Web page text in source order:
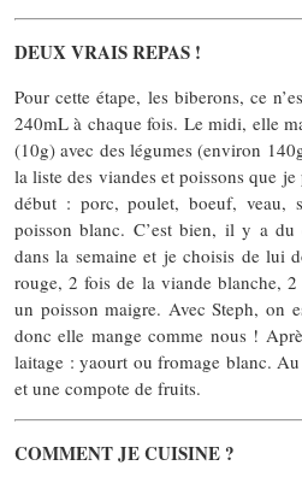
DEUX VRAIS REPAS !
Pour cette étape, les biberons, ce
240mL à chaque fois. Le midi, elle
(10g) avec des légumes (environ
la liste des viandes et poissons que
début : porc, poulet, boeuf, veau,
poisson blanc. C’est bien, il y a du
dans la semaine et je choisis de lui
rouge, 2 fois de la viande blanche,
un poisson maigre. Avec Steph, on
donc elle mange comme nous !
laitage : yaourt ou fromage blanc.
et une compote de fruits.
COMMENT JE CUISINE ?